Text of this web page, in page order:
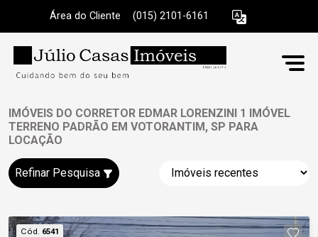
Área do Cliente (015) 2101-6161
IMÓVEIS DO CORRETOR EDMAR LORENZINI 1 IMÓVEL
TERRENO PADRÃO EM VOTORANTIM, SP PARA
LOCAÇÃO
Refinar Pesquisa
Cód. 6541